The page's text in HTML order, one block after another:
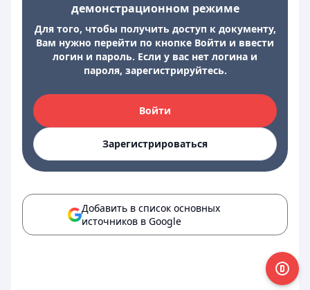
демонстрационном режиме
Для того, чтобы получить доступ к документу,
Вам нужно перейти по кнопке Войти и ввести
логин и пароль. Если у вас нет логина и
пароля, зарегистрируйтесь.
Войти
Зарегистрироваться
Добавить в список основных
источников в Google